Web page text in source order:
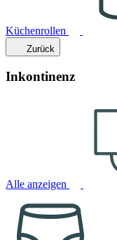
Küchenrollen
Zurück
Inkontinenz
Alle anzeigen